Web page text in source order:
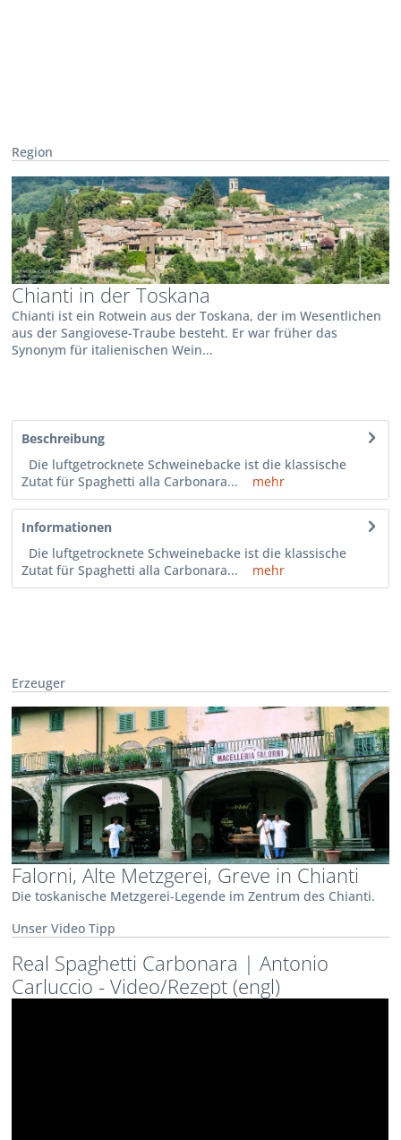
Region
Chianti in der Toskana
Chianti ist ein Rotwein aus der Toskana, der im Wesentlichen
aus der Sangiovese-Traube besteht. Er war früher das
Synonym für italienischen Wein...
Beschreibung
Die luftgetrocknete Schweinebacke ist die klassische
Zutat für Spaghetti alla Carbonara...
mehr
Informationen
Die luftgetrocknete Schweinebacke ist die klassische
Zutat für Spaghetti alla Carbonara...
mehr
Erzeuger
Falorni, Alte Metzgerei, Greve in Chianti
Die toskanische Metzgerei-Legende im Zentrum des Chianti.
Unser Video Tipp
Real Spaghetti Carbonara | Antonio
Carluccio - Video/Rezept (engl)